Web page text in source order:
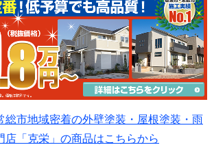
総市地域密着の外壁塗装・屋根塗装・雨
店「克栄」の商品はこちらから